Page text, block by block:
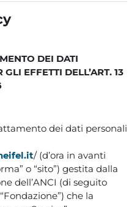
DEI DATI
EFFETTI DELL’ART. 13
dei dati personali
/ (d’ora in avanti
o “sito”) gestita dalla
dell’ANCI (di seguito
che la